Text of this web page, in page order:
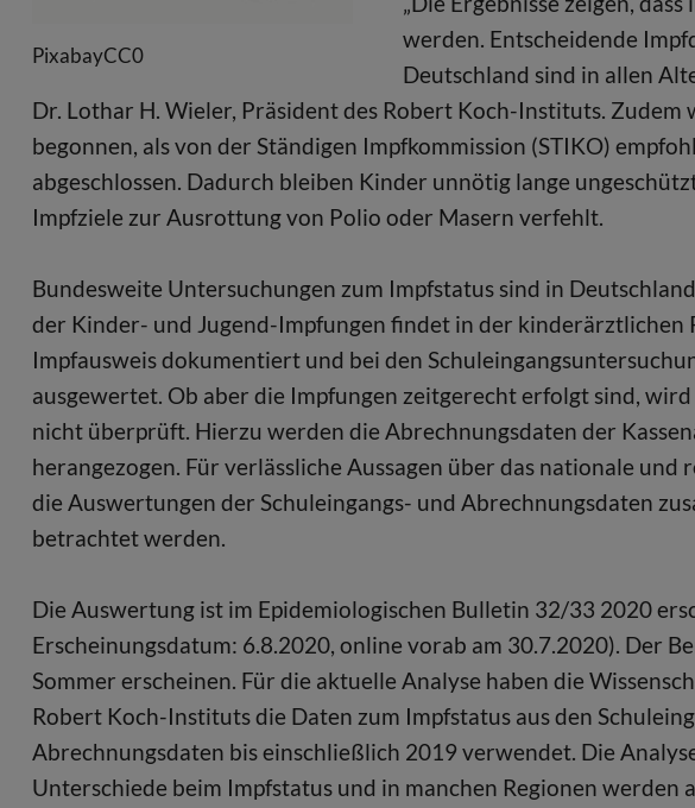
PixabayCC0
werden. Entscheidende
Deutschland sind in allen
Dr. Lothar H. Wieler, Präsident des Robert Koch-Instituts. Zudem
begonnen, als von der Ständigen Impfkommission (STIKO)
abgeschlossen. Dadurch bleiben Kinder unnötig lange
Impfziele zur Ausrottung von Polio oder Masern verfehlt.
Bundesweite Untersuchungen zum Impfstatus sind in
der Kinder- und Jugend-Impfungen findet in der kinderärztlichen
Impfausweis dokumentiert und bei den
ausgewertet. Ob aber die Impfungen zeitgerecht erfolgt sind,
nicht überprüft. Hierzu werden die Abrechnungsdaten der
herangezogen. Für verlässliche Aussagen über das nationale und
die Auswertungen der Schuleingangs- und Abrechnungsdaten
betrachtet werden.
Die Auswertung ist im Epidemiologischen Bulletin 32/33 2020
Erscheinungsdatum: 6.8.2020, online vorab am 30.7.2020). Der
Sommer erscheinen. Für die aktuelle Analyse haben die
Robert Koch-Instituts die Daten zum Impfstatus aus den
Abrechnungsdaten bis einschließlich 2019 verwendet. Die
Unterschiede beim Impfstatus und in manchen Regionen